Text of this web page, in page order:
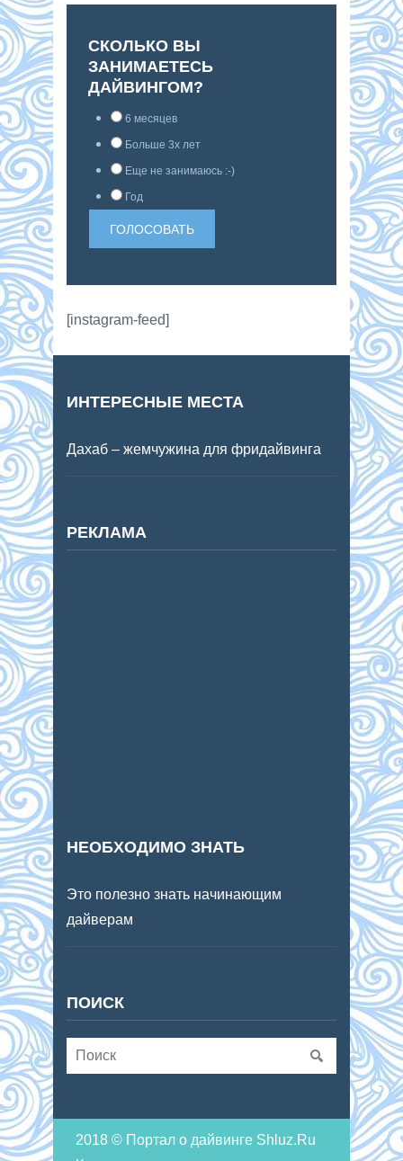
СКОЛЬКО ВЫ
ЗАНИМАЕТЕСЬ
ДАЙВИНГОМ?
6 месяцев
Больше 3х лет
Еще не занимаюсь :-)
Год
[instagram-feed]
ИНТЕРЕСНЫЕ МЕСТА
Дахаб – жемчужина для фридайвинга
РЕКЛАМА
НЕОБХОДИМО ЗНАТЬ
Это полезно знать начинающим
дайверам
ПОИСК
2018 © Портал о дайвинге Shluz.Ru